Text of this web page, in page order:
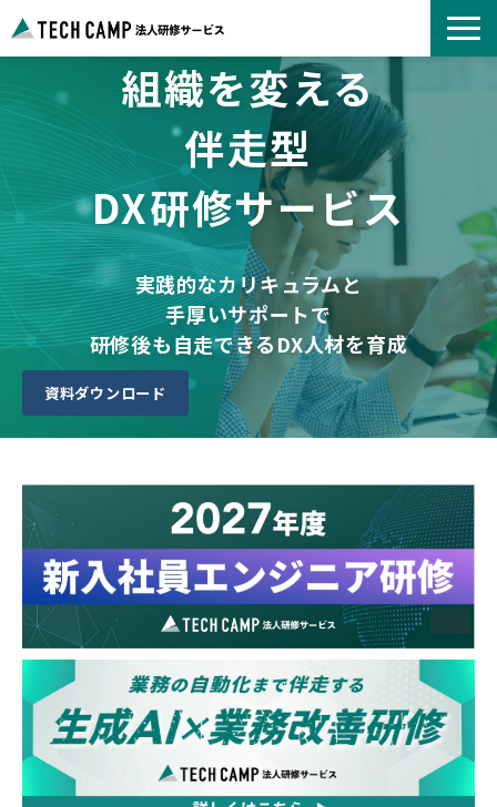
よくあるご質問
お知らせ
事例紹介一覧
コース一覧
選ばれる理由
パートナー募集
組織を変える
伴走型
DX研修サービス
実践的なカリキュラムと
手厚いサポートで
研修後も自走できるDX人材を育成
資料ダウンロード